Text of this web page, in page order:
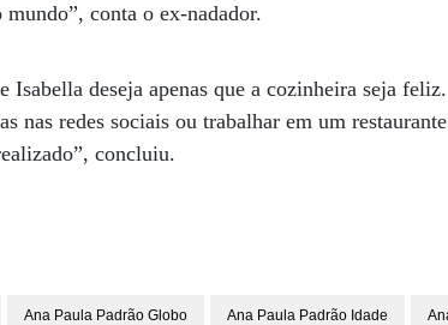
conta o ex-nadador.
Isabella deseja apenas que a cozinheira seja
nas redes sociais ou trabalhar em um
concluiu.
Ana Paula Padrão Globo Ana Paula Padrão Idade